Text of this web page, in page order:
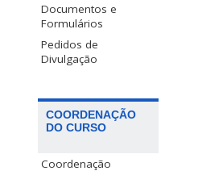
Documentos e
Formulários
Pedidos de
Divulgação
COORDENAÇÃO
DO CURSO
Coordenação